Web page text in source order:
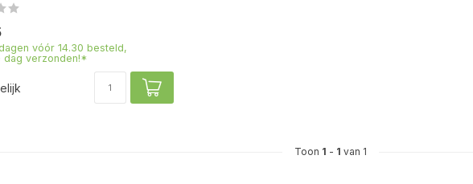
vóór 14.30 besteld,
dag verzonden!*
Toon 1 - 1 van 1